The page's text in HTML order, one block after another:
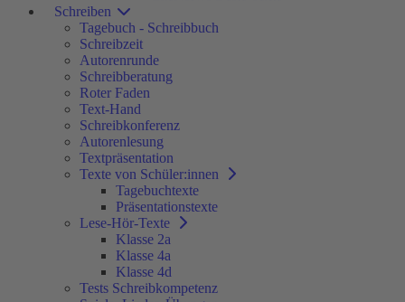
Schreiben
Tagebuch - Schreibbuch
Schreibzeit
Autorenrunde
Schreibberatung
Roter Faden
Text-Hand
Schreibkonferenz
Autorenlesung
Textpräsentation
Texte von Schüler:innen
Tagebuchtexte
Präsentationstexte
Lese-Hör-Texte
Klasse 2a
Klasse 4a
Klasse 4d
Tests Schreibkompetenz